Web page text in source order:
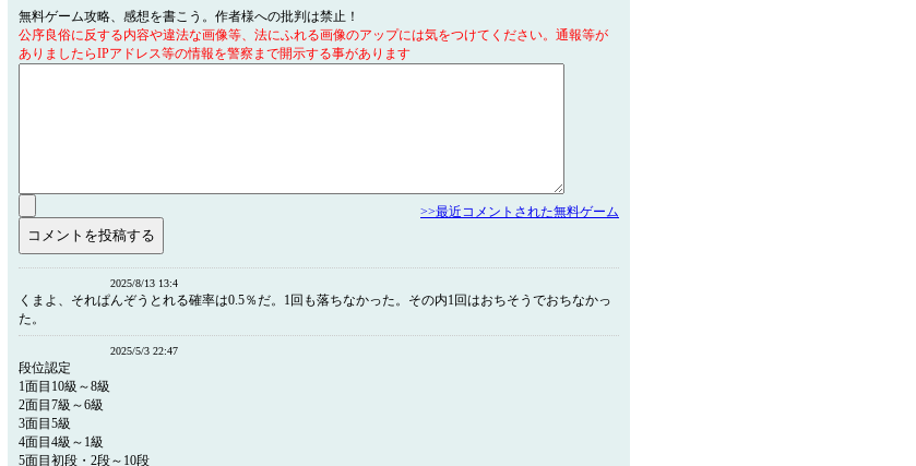
無料ゲーム攻略、感想を書こう。作者様への批判は禁止！
公序良俗に反する内容や違法な画像等、法にふれる画像のアップには気をつけてください。通報等が
ありましたらIPアドレス等の情報を警察まで開示する事があります
>>最近コメントされた無料ゲーム
2025/8/13 13:4
くまよ、それぱんぞうとれる確率は0.5％だ。1回も落ちなかった。その内1回はおちそうでおちなかっ
た。
2025/5/3 22:47
段位認定
1面目10級～8級
2面目7級～6級
3面目5級
4面目4級～1級
5面目初段・2段～10段